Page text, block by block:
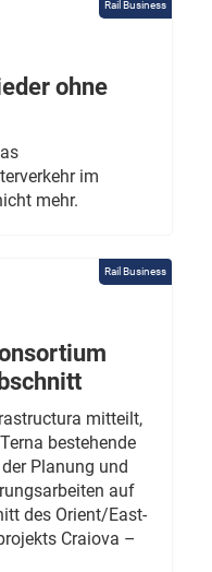
Rail Business
ohne
im
mehr.
Rail Business
mitteilt,
bestehende
Planung und
auf
des Orient/East-
Craiova –